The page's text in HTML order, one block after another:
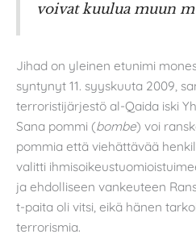
voivat kuulua muun
Jihad on yleinen etunimi
syntynyt 11. syyskuuta 2009,
terroristijärjestö al-Qaida iski
Sana pommi (bombe) voi
pommia että viehättävää
valitti
ja ehdolliseen vankeuteen
t-paita oli vitsi, eikä hänen
terrorismia.